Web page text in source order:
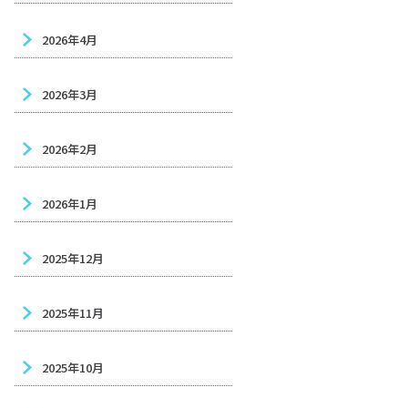
2026年4月
2026年3月
2026年2月
2026年1月
2025年12月
2025年11月
2025年10月